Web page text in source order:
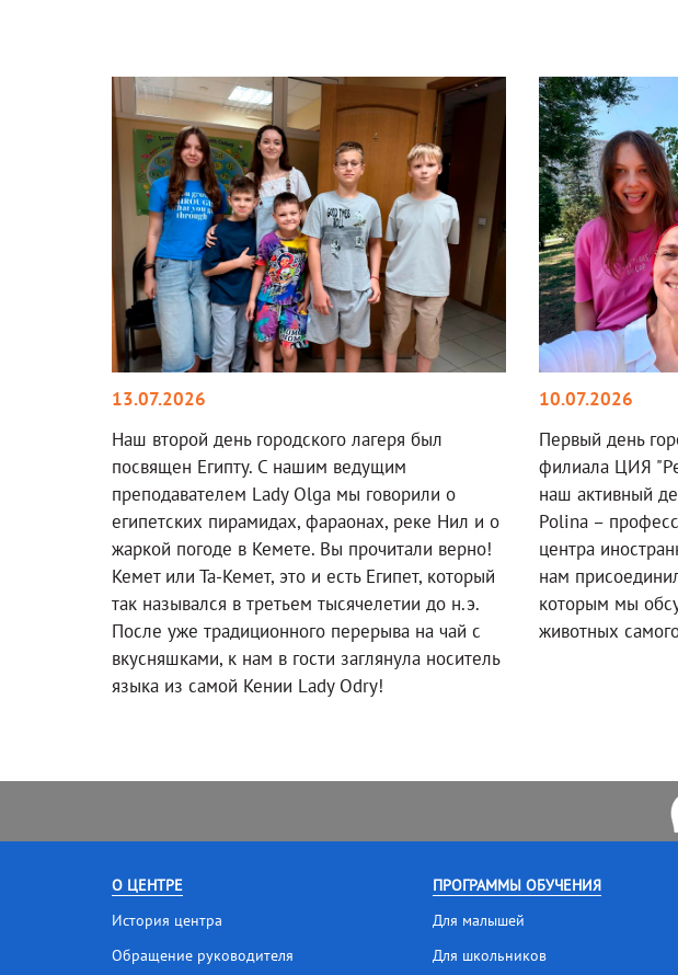
13.07.2026
Наш второй день городского лагеря был
посвящен Египту. С нашим ведущим
преподавателем Lady Olga мы говорили о
египетских пирамидах, фараонах, реке Нил и о
жаркой погоде в Кемете. Вы прочитали верно!
Кемет или Та-Кемет, это и есть Египет, который
так назывался в третьем тысячелетии до н.э.
После уже традиционного перерыва на чай с
вкусняшками, к нам в гости заглянула носитель
языка из самой Кении Lady Odry!
10.07.2026
Первый день
филиала ЦИЯ
наш активный
Polina –
центра
нам
которым мы
животных
О ЦЕНТРЕ
История центра
Обращение руководителя
ПРОГРАММЫ ОБУЧЕНИЯ
Для малышей
Для школьников